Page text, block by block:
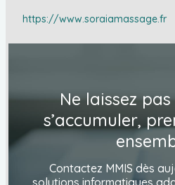
https://www.soraiamassage.fr
Ne laissez
s’accumuler,
Contactez MMIS dès
solutions informatiques